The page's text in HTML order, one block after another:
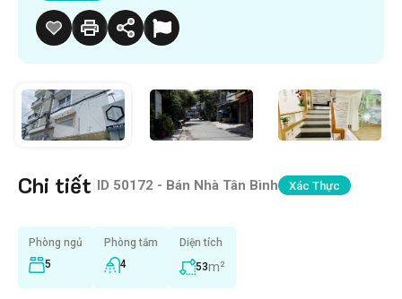
Chi tiết ID 50172 - Bán Nhà Tân Bình Xác Thực
Phòng ngủ
5
Phòng tắm
4
Diện tích
53m²